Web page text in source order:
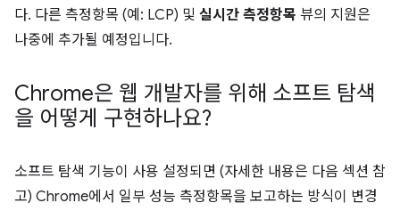
다. 다른 측정항목 (예: LCP) 및 실시간 측정항목 뷰의 지원은
나중에 추가될 예정입니다.
Chrome은 웹 개발자를 위해 소프트 탐색
을 어떻게 구현하나요?
소프트 탐색 기능이 사용 설정되면 (자세한 내용은 다음 섹션 참
고) Chrome에서 일부 성능 측정항목을 보고하는 방식이 변경